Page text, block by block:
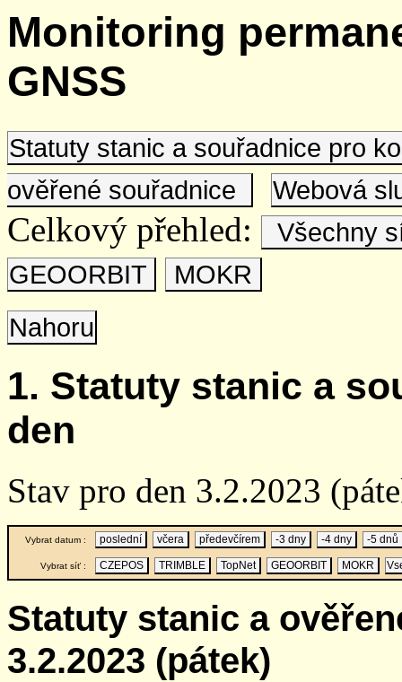
Monitoring
GNSS
Statuty stanic a souřadnice pro
ověřené souřadnice
Webová
Celkový přehled:
Všechny
GEOORBIT
MOKR
Nahoru
1. Statuty stanic a
den
Stav pro den 3.2.2023
Vybrat datum : poslední včera předevčírem -3 dny -4 dny -5 dnů
Vybrat síť : CZEPOS TRIMBLE TopNet GEOORBIT MOKR
Statuty stanic a
3.2.2023 (pátek)